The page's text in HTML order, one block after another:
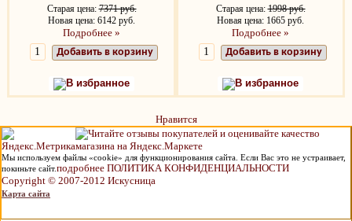
Старая цена:7371 руб.
Новая цена: 6142 руб.
Подробнее »
Добавить в корзину
В избранное
Старая цена:1998 руб.
Новая цена: 1665 руб.
Подробнее »
Добавить в корзину
В избранное
Нравится
Мы используем файлы «cookie» для функционирования сайта. Если Вас это не устраивает,
покиньте сайт.подробнее ПОЛИТИКА КОНФИДЕНЦИАЛЬНОСТИ
Copyright © 2007-2012 Искусница
Карта сайта